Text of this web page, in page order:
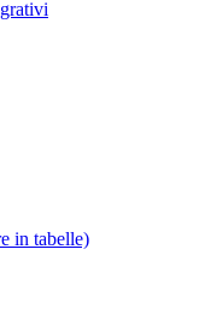
in tabelle)